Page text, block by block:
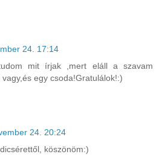
24. 17:14
mit írjak ,mert eláll a szavam
egy csoda!Gratulálok!:)
24. 20:24
köszönöm:)